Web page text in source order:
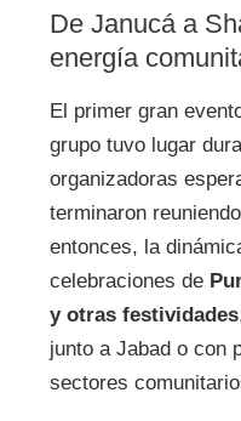
De Janucá a
energía
El primer gran
grupo tuvo lugar
organizadoras
terminaron
entonces, la
celebraciones de
y otras festividades
junto a Jabad o con
sectores